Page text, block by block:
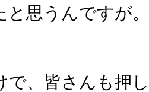
と思うんですが。
で、皆さんも押